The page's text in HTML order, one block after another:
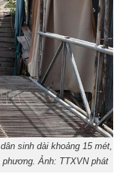
sinh dài khoảng 15 mét,
Ảnh: TTXVN phát